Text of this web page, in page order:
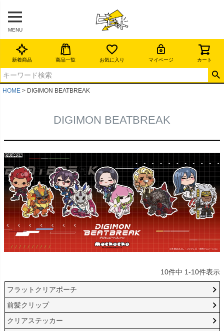
MENU
新着商品 商品一覧 お気に入り マイページ カート
HOME DIGIMON BEATBREAK
DIGIMON BEATBREAK
10件中 1-10件表示
フラットクリアポーチ
前髪クリップ
クリアステッカー